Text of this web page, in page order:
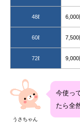
48ℓ
60ℓ
72ℓ
うさちゃん
今使っ
たら全